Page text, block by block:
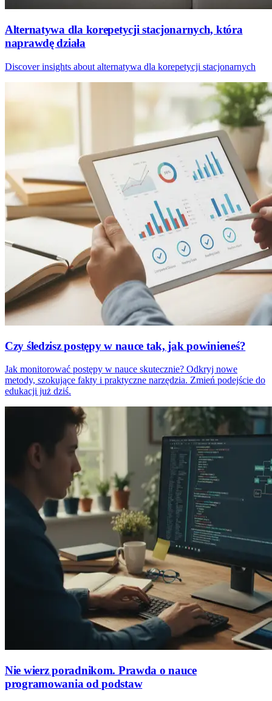
Alternatywa dla korepetycji stacjonarnych, która
naprawdę działa
Discover insights about alternatywa dla korepetycji stacjonarnych
Czy śledzisz postępy w nauce tak, jak powinieneś?
Jak monitorować postępy w nauce skutecznie? Odkryj nowe
metody, szokujące fakty i praktyczne narzędzia. Zmień podejście do
edukacji już dziś.
Nie wierz poradnikom. Prawda o nauce
programowania od podstaw